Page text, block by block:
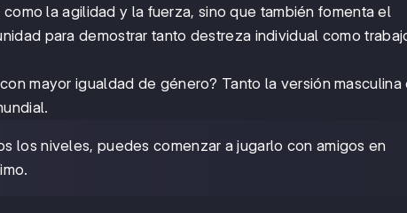
la agilidad y la fuerza, sino que también fomenta el
para demostrar tanto destreza individual como
mayor igualdad de género? Tanto la versión masculina
los niveles, puedes comenzar a jugarlo con amigos en